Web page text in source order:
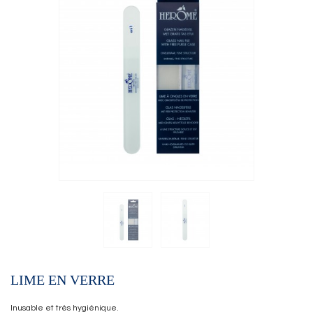
LIME EN VERRE
Inusable et très hygiénique.